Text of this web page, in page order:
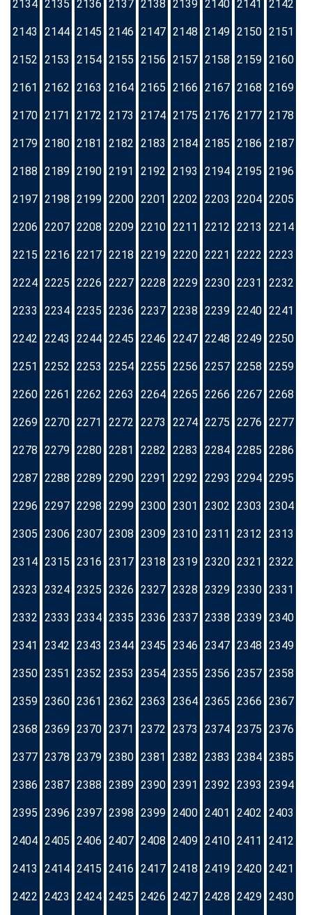
2134 2135 2136 2137 2138 2139 2140 2141 2142
2143 2144 2145 2146 2147 2148 2149 2150 2151
2152 2153 2154 2155 2156 2157 2158 2159 2160
2161 2162 2163 2164 2165 2166 2167 2168 2169
2170 2171 2172 2173 2174 2175 2176 2177 2178
2179 2180 2181 2182 2183 2184 2185 2186 2187
2188 2189 2190 2191 2192 2193 2194 2195 2196
2197 2198 2199 2200 2201 2202 2203 2204 2205
2206 2207 2208 2209 2210 2211 2212 2213 2214
2215 2216 2217 2218 2219 2220 2221 2222 2223
2224 2225 2226 2227 2228 2229 2230 2231 2232
2233 2234 2235 2236 2237 2238 2239 2240 2241
2242 2243 2244 2245 2246 2247 2248 2249 2250
2251 2252 2253 2254 2255 2256 2257 2258 2259
2260 2261 2262 2263 2264 2265 2266 2267 2268
2269 2270 2271 2272 2273 2274 2275 2276 2277
2278 2279 2280 2281 2282 2283 2284 2285 2286
2287 2288 2289 2290 2291 2292 2293 2294 2295
2296 2297 2298 2299 2300 2301 2302 2303 2304
2305 2306 2307 2308 2309 2310 2311 2312 2313
2314 2315 2316 2317 2318 2319 2320 2321 2322
2323 2324 2325 2326 2327 2328 2329 2330 2331
2332 2333 2334 2335 2336 2337 2338 2339 2340
2341 2342 2343 2344 2345 2346 2347 2348 2349
2350 2351 2352 2353 2354 2355 2356 2357 2358
2359 2360 2361 2362 2363 2364 2365 2366 2367
2368 2369 2370 2371 2372 2373 2374 2375 2376
2377 2378 2379 2380 2381 2382 2383 2384 2385
2386 2387 2388 2389 2390 2391 2392 2393 2394
2395 2396 2397 2398 2399 2400 2401 2402 2403
2404 2405 2406 2407 2408 2409 2410 2411 2412
2413 2414 2415 2416 2417 2418 2419 2420 2421
2422 2423 2424 2425 2426 2427 2428 2429 2430